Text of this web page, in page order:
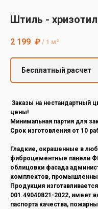
Штиль -
2 199 ₽ / 1 м²
Бесплатный расчет
Заказы на нестандартный
цены!
Минимальная партия для
Срок изготовления от 10
Гладкие, окрашенные в
фиброцементные панели
облицовки фасада
комплектов,
Продукция
001.49040821-2022, имеет
паспорта качества,